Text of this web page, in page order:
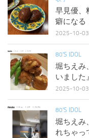
早見優、
癖になる
2025-10-03
80'S IDOL
堀ちえみ
いました』
2025-10-03
80'S IDOL
堀ちえみ
れちゃっ